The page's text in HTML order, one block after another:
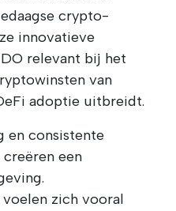
crypto-
innovatieve
relevant bij het
van
adoptie uitbreidt.
en consistente
een
zich vooral